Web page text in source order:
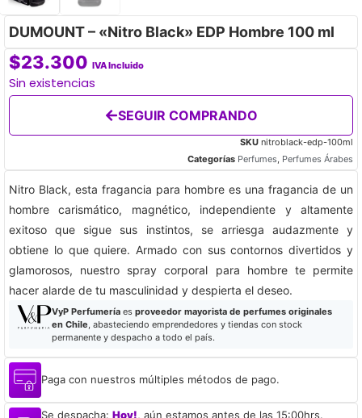
DUMOUNT – «Nitro Black» EDP Hombre 100 ml
$23.300 IVA Incluido
Sin existencias
SEGUIR COMPRANDO
SKU nitroblack-edp-100ml
Categorías Perfumes, Perfumes Árabes
Nitro Black, esta fragancia para hombre es una fragancia de un
hombre carismático, magnético, independiente y altamente
exitoso que sigue sus instintos, se arriesga audazmente y
obtiene lo que quiere. Armado con sus contornos divertidos y
glamorosos, nuestro spray corporal para hombre te permite
hacer alarde de tu masculinidad y despierta el deseo.
VyP Perfumeríaes proveedor mayorista de perfumes originales
en Chile, abasteciendo emprendedores y tiendas con stock
permanente y despacho a todo el país.
Paga con nuestros múltiples métodos de pago.
Se despacha: Hoy!, aún estamos antes de las 15:00hrs.